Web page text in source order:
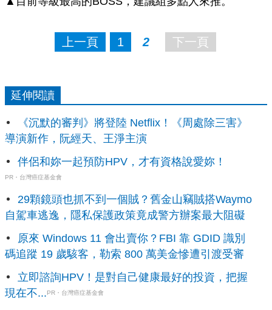
上一頁 1 2 下一頁
延伸閱讀
《沉默的審判》將登陸 Netflix！《周處除三害》
導演新作，阮經天、王淨主演
伴侶和妳一起預防HPV，才有資格說愛妳！
PR・台灣癌症基金會
29顆鏡頭也抓不到一個賊？舊金山竊賊搭Waymo
自駕車逃逸，隱私保護政策竟成警方辦案最大阻礙
原來 Windows 11 會出賣你？FBI 靠 GDID 識別
碼追蹤 19 歲駭客，勒索 800 萬美金慘遭引渡受審
立即諮詢HPV！是對自己健康最好的投資，把握
現在不... PR・台灣癌症基金會